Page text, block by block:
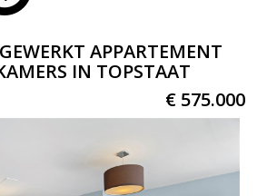
APPARTEMENT
IN TOPSTAAT
€ 575.000